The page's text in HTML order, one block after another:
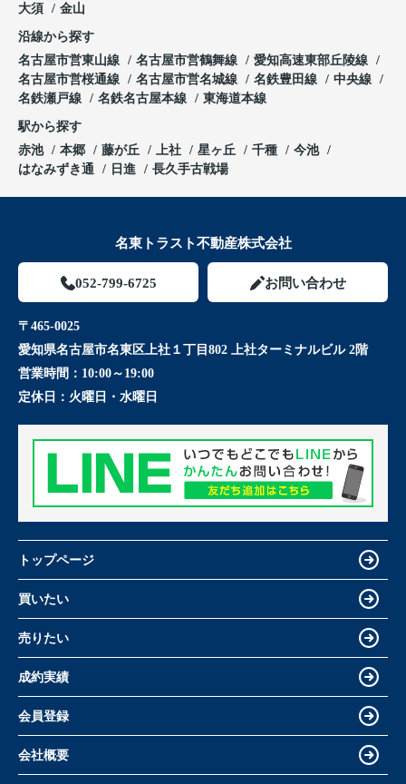
大須
金山
沿線から探す
名古屋市営東山線
名古屋市営鶴舞線
愛知高速東部丘陵線
名古屋市営桜通線
名古屋市営名城線 名鉄豊田線
中央線
名鉄瀬戸線
名鉄名古屋本線 東海道本線
駅から探す
赤池
本郷 藤が丘 上社 星ヶ丘 千種
今池
はなみずき通
日進 長久手古戦場
名東トラスト不動産株式会社
052-799-6725 お問い合わせ
〒465-0025
愛知県名古屋市名東区上社１丁目802 上社ターミナルビル 2階
営業時間： 10:00～19:00
定休日： 火曜日・水曜日
トップページ
買いたい
売りたい
成約実績
会員登録
会社概要